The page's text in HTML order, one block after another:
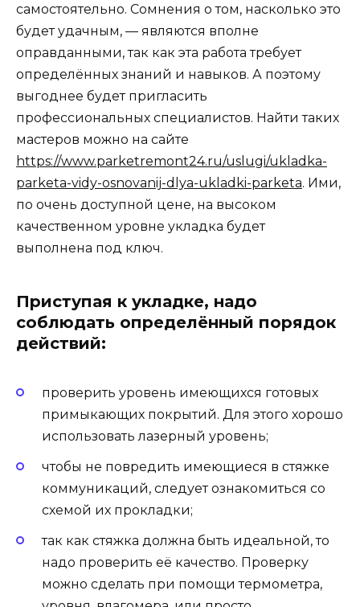
самостоятельно. Сомнения о том, насколько это
будет удачным, — являются вполне
оправданными, так как эта работа требует
определённых знаний и навыков. А поэтому
выгоднее будет пригласить
профессиональных специалистов. Найти таких
мастеров можно на сайте
https://www.parketremont24.ru/uslugi/ukladka-
parketa-vidy-osnovanij-dlya-ukladki-parketa. Ими,
по очень доступной цене, на высоком
качественном уровне укладка будет
выполнена под ключ.
Приступая к укладке, надо
соблюдать определённый порядок
действий:
проверить уровень имеющихся готовых
примыкающих покрытий. Для этого хорошо
использовать лазерный уровень;
чтобы не повредить имеющиеся в стяжке
коммуникаций, следует ознакомиться со
схемой их прокладки;
так как стяжка должна быть идеальной, то
надо проверить её качество. Проверку
можно сделать при помощи термометра,